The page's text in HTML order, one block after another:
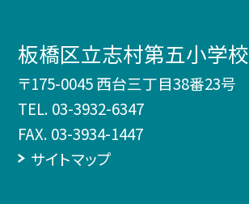
板橋区立志村第五小学校
〒175-0045 西台三丁目38番23号
TEL. 03-3932-6347
FAX. 03-3934-1447
サイトマップ